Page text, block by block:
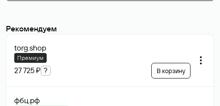
Рекомендуем
torg.shop
Премиум
27 725 ₽ ? В корзину
фбц.рф